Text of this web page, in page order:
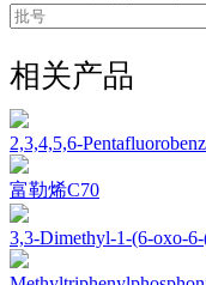
相关产品
2,3,4,5,6-
富勒烯C70
3,3-Dimethyl-1-(6-oxo-